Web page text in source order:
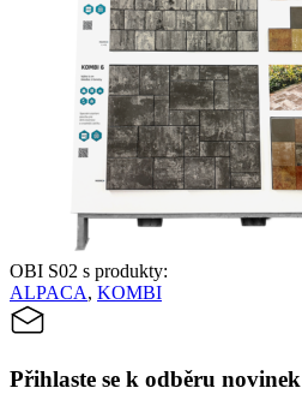
OBI S02 s produkty:
ALPACA, KOMBI
Přihlaste se k odběru novinek